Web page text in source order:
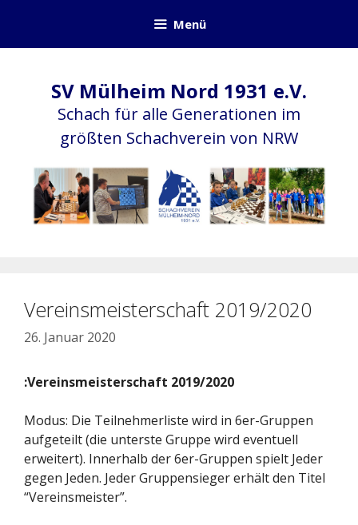
springen
Menü
SV Mülheim Nord 1931 e.V.
Schach für alle Generationen im
größten Schachverein von NRW
Vereinsmeisterschaft 2019/2020
26. Januar 2020
:Vereinsmeisterschaft 2019/2020
Modus: Die Teilnehmerliste wird in 6er-Gruppen
aufgeteilt (die unterste Gruppe wird eventuell
erweitert). Innerhalb der 6er-Gruppen spielt Jeder
gegen Jeden. Jeder Gruppensieger erhält den Titel
“Vereinsmeister”.